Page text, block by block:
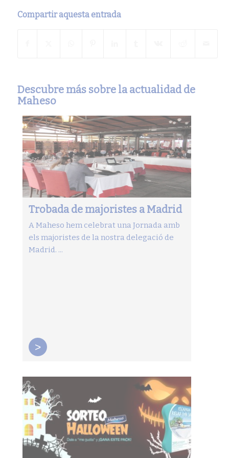
Compartir aquesta entrada
Descubre más sobre la actualidad de
Maheso
Trobada de majoristes a Madrid
A Maheso hem celebrat una Jornada amb
els majoristes de la nostra delegació de
Madrid. ...
>